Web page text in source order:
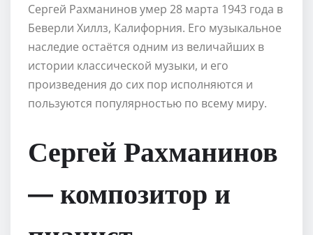
Сергей Рахманинов умер 28 марта 1943 года в
Беверли Хиллз, Калифорния. Его музыкальное
наследие остаётся одним из величайших в
истории классической музыки, и его
произведения до сих пор исполняются и
пользуются популярностью по всему миру.
Сергей Рахманинов
— композитор и